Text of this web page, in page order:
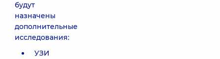
будут
назначены
дополнительные
исследования:
УЗИ